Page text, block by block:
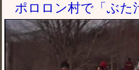
ポロロン村で「ぶた